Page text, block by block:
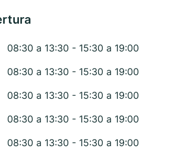
08:30 a 13:30 - 15:30 a 19:00
08:30 a 13:30 - 15:30 a 19:00
08:30 a 13:30 - 15:30 a 19:00
08:30 a 13:30 - 15:30 a 19:00
08:30 a 13:30 - 15:30 a 19:00